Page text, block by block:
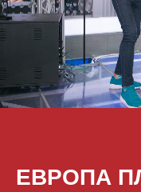
ЕВРОПА